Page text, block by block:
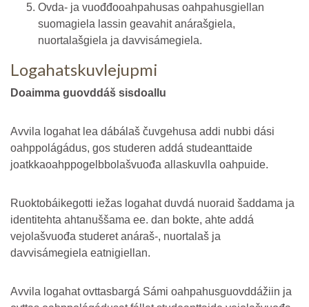
Ovda- ja vuođđooahpahusas oahpahusgiellan
suomagiela lassin geavahit anárašgiela,
nuortalašgiela ja davvisámegiela.
Logahatskuvlejupmi
Doaimma guovddáš sisdoallu
Avvila logahat lea dábálaš čuvgehusa addi nubbi dási
oahppolágádus, gos studeren addá studeanttaide
joatkkaoahppogelbbolašvuođa allaskuvlla oahpuide.
Ruoktobáikegotti iežas logahat duvdá nuoraid šaddama ja
identitehta ahtanuššama ee. dan bokte, ahte addá
vejolašvuođa studeret anáraš-, nuortalaš ja
davvisámegiela eatnigiellan.
Avvila logahat ovttasbargá Sámi oahpahusguovddážiin ja